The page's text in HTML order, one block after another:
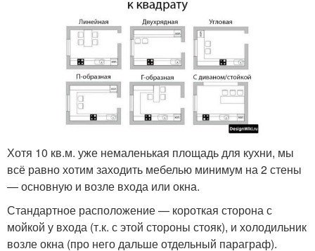
Хотя 10 кв.м. уже немаленькая площадь для кухни, мы
всё равно хотим заходить мебелью минимум на 2 стены
— основную и возле входа или окна.
Стандартное расположение — короткая сторона с
мойкой у входа (т.к. с этой стороны стояк), и холодильник
возле окна (про него дальше отдельный параграф).